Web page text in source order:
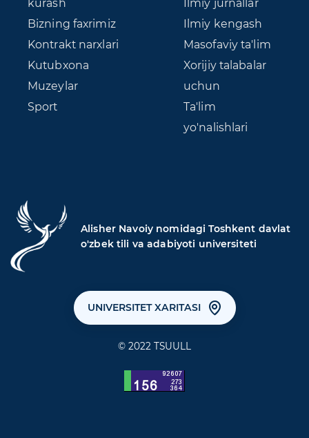
Alisher Navoiy nomidagi Toshkent davlat
o'zbek tili va adabiyoti universiteti
UNIVERSITET XARITASI
© 2022 TSUULL
kurash
Bizning faxrimiz
Kontrakt narxlari
Kutubxona
Muzeylar
Sport
Ilmiy jurnallar
Ilmiy kengash
Masofaviy ta'lim
Xorijiy talabalar
uchun
Ta'lim
yo'nalishlari